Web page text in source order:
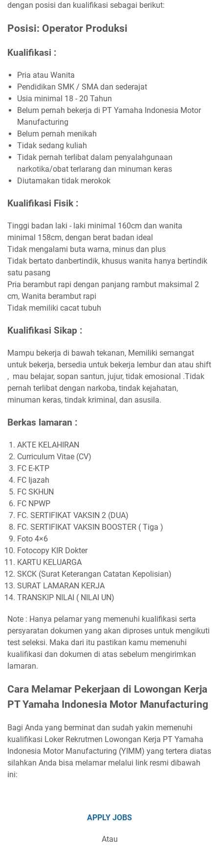
dengan posisi dan kualifikasi sebagai berikut:
Posisi: Operator Produksi
Kualifikasi :
Pria atau Wanita
Pendidikan SMK / SMA dan sederajat
Usia minimal 18 - 20 Tahun
Belum pernah bekerja di PT Yamaha Indonesia Motor
Manufacturing
Belum pernah menikah
Tidak sedang kuliah
Tidak pernah terlibat dalam penyalahgunaan
narkotika/obat terlarang dan minuman keras
Diutamakan tidak merokok
Kualifikasi Fisik :
Tinggi badan laki - laki minimal 160cm dan wanita
minimal 158cm, dengan berat badan ideal
Tidak mengalami buta warna, minus dan plus
Tidak bertato danbertindik, khusus wanita hanya bertindik
satu pasang
Pria berambut rapi dengan panjang rambut maksimal 2
cm, Wanita berambut rapi
Tidak memiliki cacat tubuh
Kualifikasi Sikap :
Mampu bekerja di bawah tekanan, Memiliki semangat
untuk bekerja, bersedia untuk bekerja lembur dan atau shift
, mau belajar, sopan santun, jujur, tidak emosional .Tidak
pernah terlibat dengan narkoba, tindak kejahatan,
minuman keras, tindak kriminal, dan asusila.
Berkas lamaran :
AKTE KELAHIRAN
Curriculum Vitae (CV)
FC E-KTP
FC Ijazah
FC SKHUN
FC NPWP
FC. SERTIFIKAT VAKSIN 2 (DUA)
FC. SERTIFIKAT VAKSIN BOOSTER ( Tiga )
Foto 4×6
Fotocopy KIR Dokter
KARTU KELUARGA
SKCK (Surat Keterangan Catatan Kepolisian)
SURAT LAMARAN KERJA
TRANSKIP NILAI ( NILAI UN)
Note : Hanya pelamar yang memenuhi kualifikasi serta
persyaratan dokumen yang akan diproses untuk mengikuti
test seleksi. Maka dari itu pastikan kamu memenuhi
kualifikasi dan dokumen di atas sebelum mengirimkan
lamaran.
Cara Melamar Pekerjaan di Lowongan Kerja
PT Yamaha Indonesia Motor Manufacturing
Bagi Anda yang berminat dan sudah yakin memenuhi
kualifikasi Loker Rekrutmen Lowongan Kerja PT Yamaha
Indonesia Motor Manufacturing (YIMM) yang tertera diatas
silahkan Anda bisa melamar melalui link resmi dibawah
ini:
APPLY JOBS
Atau